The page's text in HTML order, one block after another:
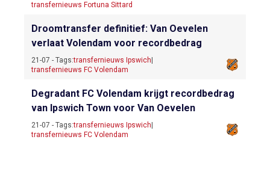
transfernieuws Fortuna Sittard
Droomtransfer definitief: Van Oevelen
verlaat Volendam voor recordbedrag
21-07 - Tags:transfernieuws Ipswich
transfernieuws FC Volendam
Degradant FC Volendam krijgt recordbedrag
van Ipswich Town voor Van Oevelen
21-07 - Tags:transfernieuws Ipswich
transfernieuws FC Volendam